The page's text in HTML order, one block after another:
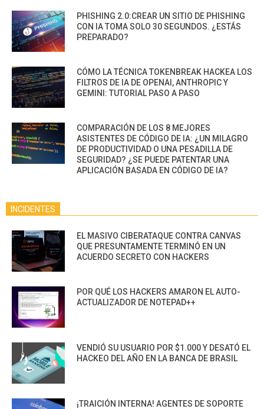
PHISHING 2.0:CREAR UN SITIO DE PHISHING
CON IA TOMA SOLO 30 SEGUNDOS. ¿ESTÁS
PREPARADO?
CÓMO LA TÉCNICA TOKENBREAK HACKEA LOS
FILTROS DE IA DE OPENAI, ANTHROPIC Y
GEMINI: TUTORIAL PASO A PASO
COMPARACIÓN DE LOS 8 MEJORES
ASISTENTES DE CÓDIGO DE IA: ¿UN MILAGRO
DE PRODUCTIVIDAD O UNA PESADILLA DE
SEGURIDAD? ¿SE PUEDE PATENTAR UNA
APLICACIÓN BASADA EN CÓDIGO DE IA?
INCIDENTES
EL MASIVO CIBERATAQUE CONTRA CANVAS
QUE PRESUNTAMENTE TERMINÓ EN UN
ACUERDO SECRETO CON HACKERS
POR QUÉ LOS HACKERS AMARON EL AUTO-
ACTUALIZADOR DE NOTEPAD++
VENDIÓ SU USUARIO POR $1.000 Y DESATÓ EL
HACKEO DEL AÑO EN LA BANCA DE BRASIL
¡TRAICIÓN INTERNA! AGENTES DE SOPORTE